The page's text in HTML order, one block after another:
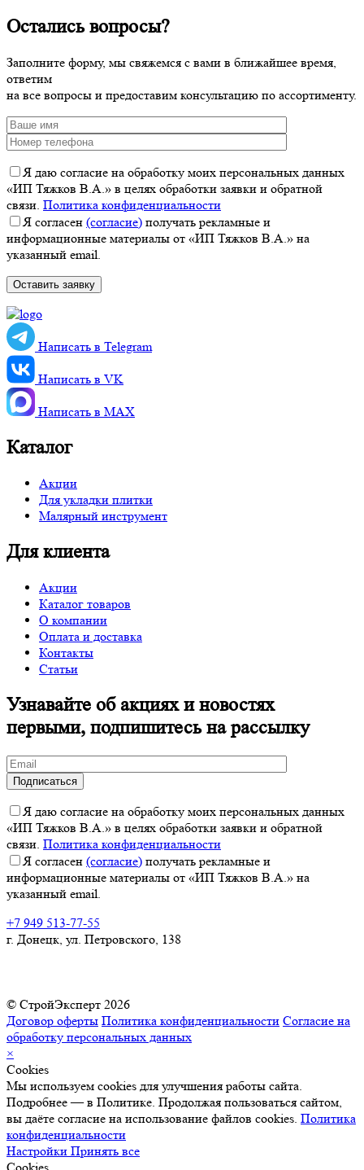
Остались вопросы?
Заполните форму, мы свяжемся с вами в ближайшее время,
ответим
на все вопросы и предоставим консультацию по ассортименту.
Я даю согласие на обработку моих персональных данных
«ИП Тяжков В.А.» в целях обработки заявки и обратной
связи. Политика конфиденциальности
Я согласен (согласие) получать рекламные и
информационные материалы от «ИП Тяжков В.А.» на
указанный email.
Написать в Telegram
Написать в VK
Написать в MАХ
Каталог
Акции
Для укладки плитки
Малярный инструмент
Для клиента
Акции
Каталог товаров
О компании
Оплата и доставка
Контакты
Статьи
Узнавайте об акциях и новостях
первыми, подпишитесь на рассылку
Я даю согласие на обработку моих персональных данных
«ИП Тяжков В.А.» в целях обработки заявки и обратной
связи. Политика конфиденциальности
Я согласен (согласие) получать рекламные и
информационные материалы от «ИП Тяжков В.А.» на
указанный email.
+7 949 513-77-55
г. Донецк, ул. Петровского, 138
© СтройЭксперт 2026
Договор оферты Политика конфиденциальности Согласие на
обработку персональных данных
×
Cookies
Мы используем cookies для улучшения работы сайта.
Подробнее — в Политике. Продолжая пользоваться сайтом,
вы даёте согласие на использование файлов cookies. Политика
конфиденциальности
Настройки Принять все
Cookies